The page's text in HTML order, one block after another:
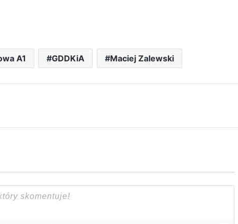
A1 GDDKiA Maciej Zalewski